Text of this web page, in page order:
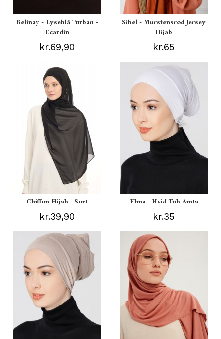
Belinay - Lyseblå Turban -
Ecardin
kr.69,90
Sibel - Murstensrød Jersey
Hijab
kr.65
Chiffon Hijab - Sort
kr.39,90
Elma - Hvid Tub Amta
kr.35